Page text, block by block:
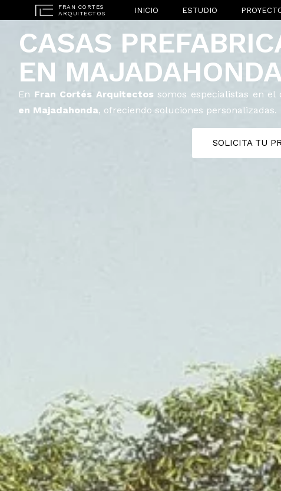
INICIO ESTUDIO
CASAS
EN
En Fran Cortés Arquitectossomos especialistas en el
en Majadahonda, ofreciendo soluciones personalizadas.
SOLICITA TU